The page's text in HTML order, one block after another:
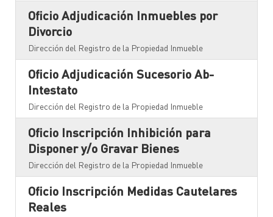
Oficio Adjudicación Inmuebles por
Divorcio
Dirección del Registro de la Propiedad Inmueble
Oficio Adjudicación Sucesorio Ab-
Intestato
Dirección del Registro de la Propiedad Inmueble
Oficio Inscripción Inhibición para
Disponer y/o Gravar Bienes
Dirección del Registro de la Propiedad Inmueble
Oficio Inscripción Medidas Cautelares
Reales